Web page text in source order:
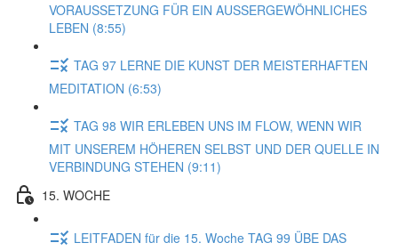
VORAUSSETZUNG FÜR EIN AUSSERGEWÖHNLICHES
LEBEN (8:55)
TAG 97 LERNE DIE KUNST DER MEISTERHAFTEN
MEDITATION (6:53)
TAG 98 WIR ERLEBEN UNS IM FLOW, WENN WIR
MIT UNSEREM HÖHEREN SELBST UND DER QUELLE IN
VERBINDUNG STEHEN (9:11)
15. WOCHE
LEITFADEN für die 15. Woche TAG 99 ÜBE DAS